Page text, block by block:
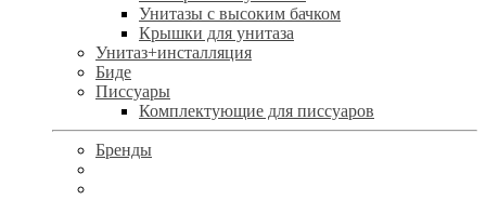
Унитазы с высоким бачком
Крышки для унитаза
Унитаз+инсталляция
Биде
Писсуары
Комплектующие для писсуаров
Бренды